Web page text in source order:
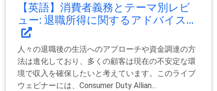
【英語】消費者義務とテーマ別レビ
ュー: 退職所得に関するアドバイス...
人々の退職後の生活へのアプローチや資金調達の方
法は進化しており、多くの顧客は現在の不安定な環
境で収入を確保したいと考えています。このライブ
ウェビナーには、Consumer Duty Allian...